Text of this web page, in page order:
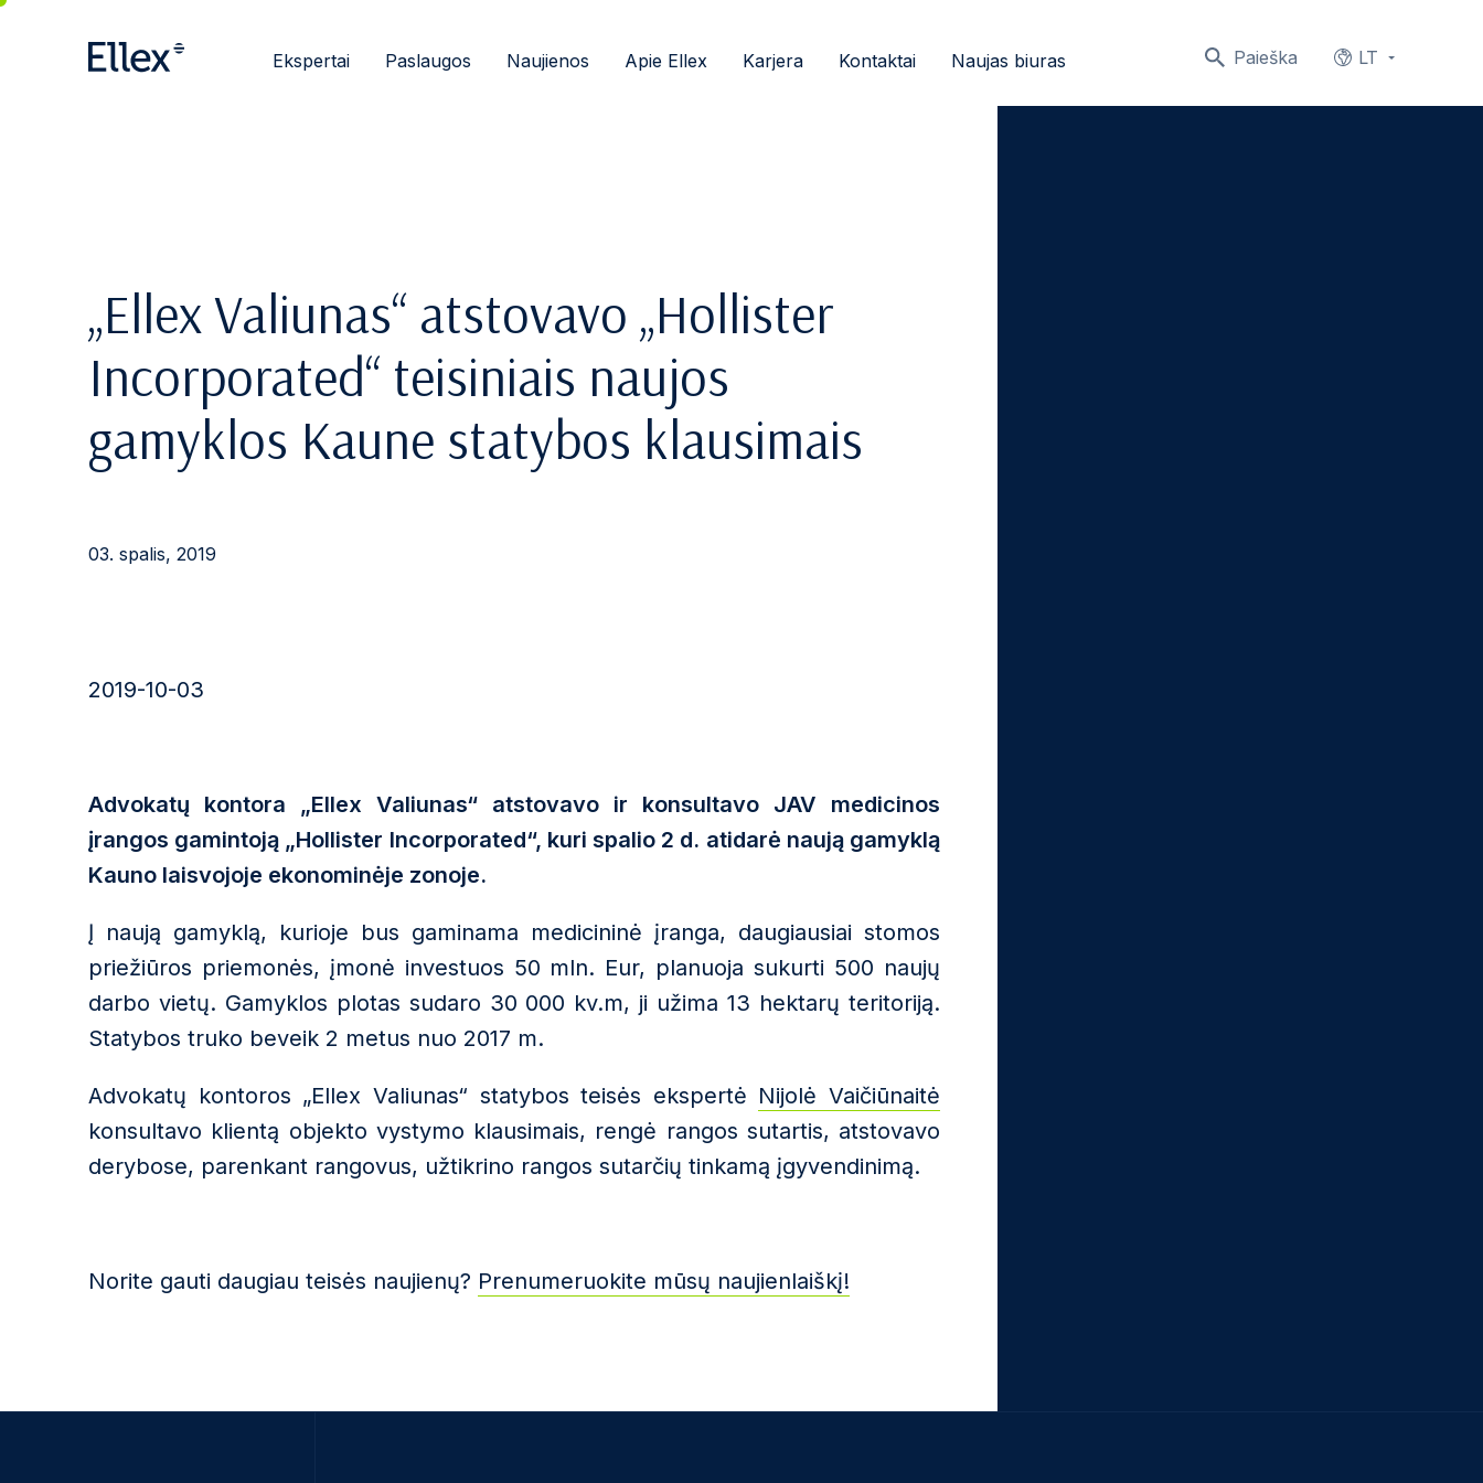
Paieška LT
Ekspertai Paslaugos Naujienos Apie Ellex Karjera Kontaktai Naujas biuras
„Ellex Valiunas“ atstovavo „Hollister
Incorporated“ teisiniais naujos
gamyklos Kaune statybos klausimais
03. spalis, 2019
2019-10-03
Advokatų kontora „Ellex Valiunas“ atstovavo ir konsultavo JAV medicinos
įrangos gamintoją „Hollister Incorporated“, kuri spalio 2 d. atidarė naują gamyklą
Kauno laisvojoje ekonominėje zonoje.
Į naują gamyklą, kurioje bus gaminama medicininė įranga, daugiausiai stomos
priežiūros priemonės, įmonė investuos 50 mln. Eur, planuoja sukurti 500 naujų
darbo vietų. Gamyklos plotas sudaro 30 000 kv.m, ji užima 13 hektarų teritoriją.
Statybos truko beveik 2 metus nuo 2017 m.
Advokatų kontoros „Ellex Valiunas“ statybos teisės ekspertė Nijolė Vaičiūnaitė
konsultavo klientą objekto vystymo klausimais, rengė rangos sutartis, atstovavo
derybose, parenkant rangovus, užtikrino rangos sutarčių tinkamą įgyvendinimą.
Norite gauti daugiau teisės naujienų? Prenumeruokite mūsų naujienlaiškį!